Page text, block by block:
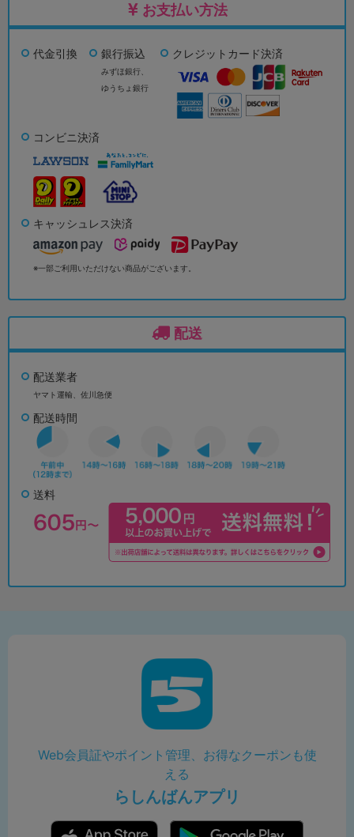
お支払い方法
代金引換 銀行振込
みずほ銀行、
ゆうちょ銀行
クレジットカード決済
コンビニ決済
キャッシュレス決済
※一部ご利用いただけない商品がございます。
配送
配送業者
ヤマト運輸、佐川急便
配送時間
送料
Web会員証やポイント管理、お得なクーポンも使
える
らしんばんアプリ